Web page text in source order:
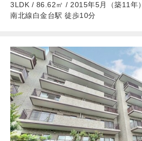
3LDK / 86.62㎡ / 2015年5月（築11年）
南北線白金台駅 徒歩10分